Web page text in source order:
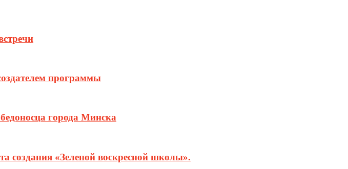
программы
города Минска
создания «Зеленой воскресной школы».